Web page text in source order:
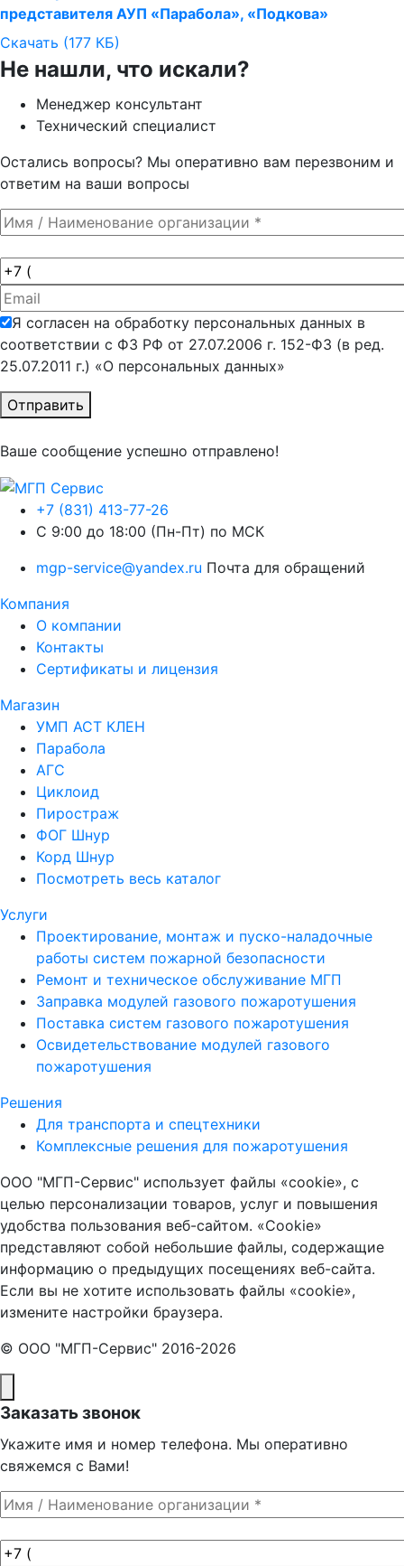
представителя АУП «Парабола», «Подкова»
Скачать (177 КБ)
Не нашли, что искали?
Менеджер консультант
Технический специалист
Остались вопросы? Мы оперативно вам перезвоним и
ответим на ваши вопросы
Я согласен на обработку персональных данных в
соответствии с ФЗ РФ от 27.07.2006 г. 152-ФЗ (в ред.
25.07.2011 г.) «О персональных данных»
Отправить
Ваше сообщение успешно отправлено!
+7 (831) 413-77-26
C 9:00 до 18:00 (Пн-Пт) по МСК
mgp-service@yandex.ru Почта для обращений
Компания
О компании
Контакты
Сертификаты и лицензия
Магазин
УМП АСТ КЛЕН
Парабола
АГС
Циклоид
Пиростраж
ФОГ Шнур
Корд Шнур
Посмотреть весь каталог
Услуги
Проектирование, монтаж и пуско-наладочные
работы систем пожарной безопасности
Ремонт и техническое обслуживание МГП
Заправка модулей газового пожаротушения
Поставка систем газового пожаротушения
Освидетельствование модулей газового
пожаротушения
Решения
Для транспорта и спецтехники
Комплексные решения для пожаротушения
ООО "МГП-Сервис" использует файлы «cookie», с
целью персонализации товаров, услуг и повышения
удобства пользования веб-сайтом. «Cookie»
представляют собой небольшие файлы, содержащие
информацию о предыдущих посещениях веб-сайта.
Если вы не хотите использовать файлы «cookie»,
измените настройки браузера.
© ООО "МГП-Сервис" 2016-2026
Заказать звонок
Укажите имя и номер телефона. Мы оперативно
свяжемся с Вами!